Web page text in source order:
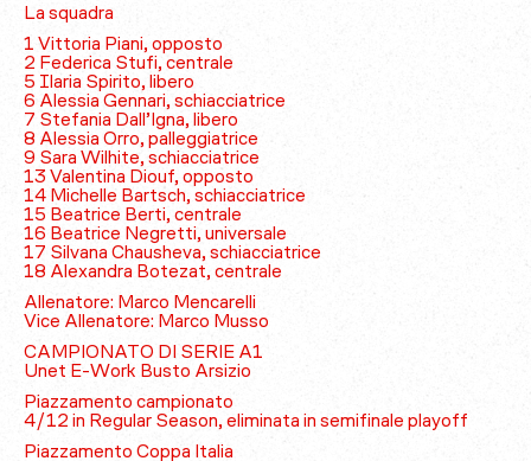
La squadra
1 Vittoria Piani, opposto
2 Federica Stufi, centrale
5 Ilaria Spirito, libero
6 Alessia Gennari, schiacciatrice
7 Stefania Dall’Igna, libero
8 Alessia Orro, palleggiatrice
9 Sara Wilhite, schiacciatrice
13 Valentina Diouf, opposto
14 Michelle Bartsch, schiacciatrice
15 Beatrice Berti, centrale
16 Beatrice Negretti, universale
17 Silvana Chausheva, schiacciatrice
18 Alexandra Botezat, centrale
Allenatore: Marco Mencarelli
Vice Allenatore: Marco Musso
CAMPIONATO DI SERIE A1
Unet E-Work Busto Arsizio
Piazzamento campionato
4/12 in Regular Season, eliminata in semifinale playoff
Piazzamento Coppa Italia